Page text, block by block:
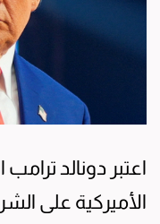
اعتبر دونالد
الأميركية على